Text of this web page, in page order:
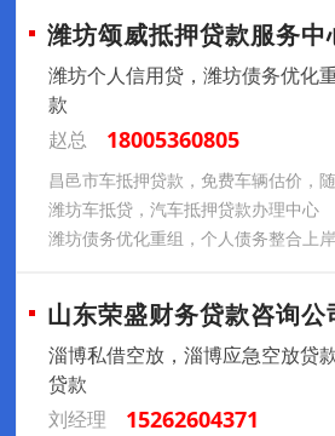
潍坊颂威抵押贷款服务中
潍坊个人信用贷，潍坊债务优化
款
赵总
18005360805
昌邑市车抵押贷款，免费车辆估价，
潍坊车抵贷，汽车抵押贷款办理中心
潍坊债务优化重组，个人债务整合上岸
山东荣盛财务贷款咨询公
淄博私借空放，淄博应急空放贷
贷款
刘经理
15262604371